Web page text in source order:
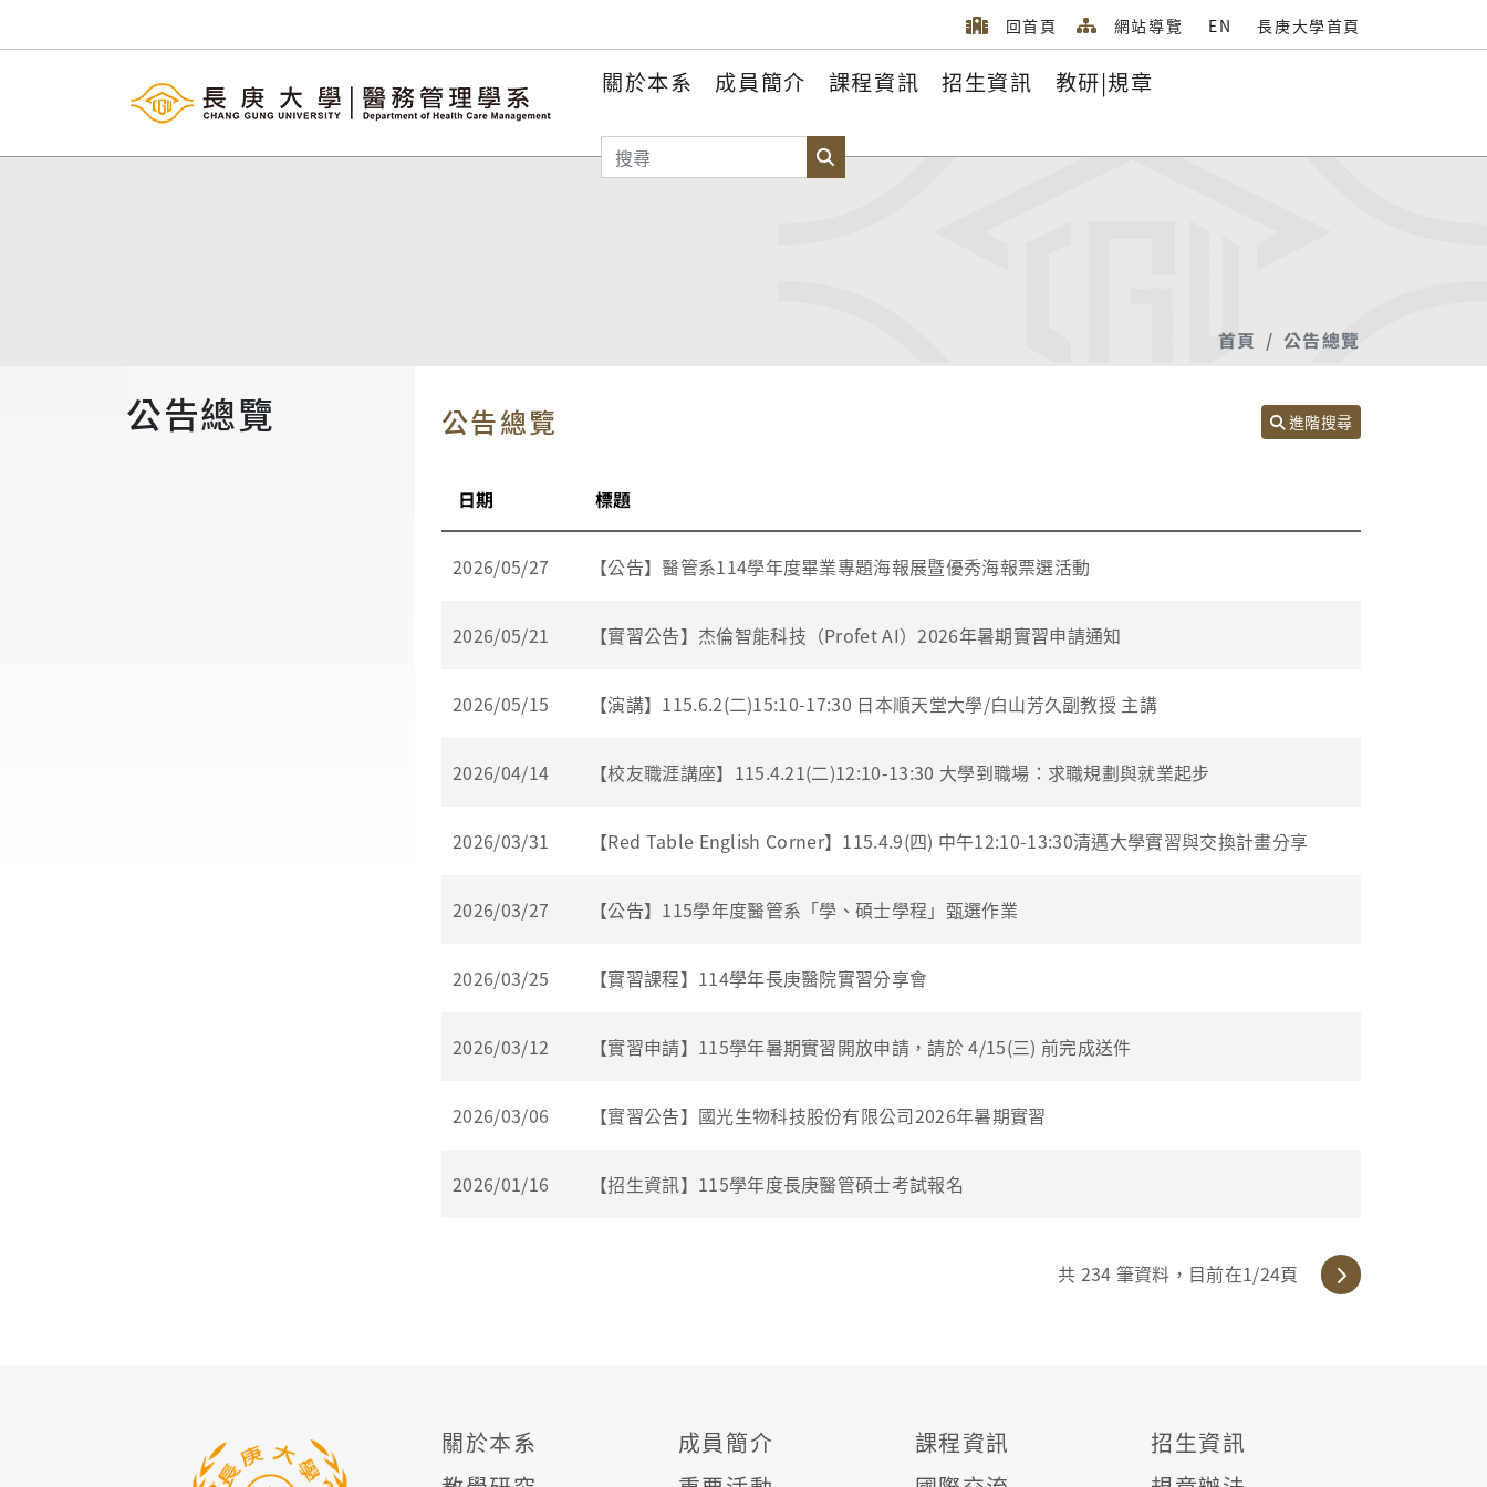
回首頁 網站導覽 EN 長庚大學首頁
關於本系 成員簡介 課程資訊 招生資訊 教研|規章
搜尋
首頁 公告總覽
公告總覽 公告總覽 進階搜尋
日期 標題
2026/05/27 【公告】醫管系114學年度畢業專題海報展暨優秀海報票選活動
2026/05/21 【實習公告】杰倫智能科技（Profet AI）2026年暑期實習申請通知
2026/05/15 【演講】115.6.2(二)15:10-17:30 日本順天堂大學/白山芳久副教授 主講
2026/04/14 【校友職涯講座】115.4.21(二)12:10-13:30 大學到職場：求職規劃與就業起步
2026/03/31 【Red Table English Corner】115.4.9(四) 中午12:10-13:30清邁大學實習與交換計畫分享
2026/03/27 【公告】115學年度醫管系「學、碩士學程」甄選作業
2026/03/25 【實習課程】114學年長庚醫院實習分享會
2026/03/12 【實習申請】115學年暑期實習開放申請，請於 4/15(三) 前完成送件
2026/03/06 【實習公告】國光生物科技股份有限公司2026年暑期實習
2026/01/16 【招生資訊】115學年度長庚醫管碩士考試報名
共 234 筆資料，目前在1/24頁
關於本系
成員簡介
課程資訊
招生資訊